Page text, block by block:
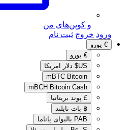
و کوپن‌های من
ورود خروج ثبت نام
€ یورو
€ یورو
US$
دلار امریکا
mBTC Bitcoin
mBCH Bitcoin Cash
£ پوند بریتانیا
฿ بات تایلند
PAB بالبوای پاناما